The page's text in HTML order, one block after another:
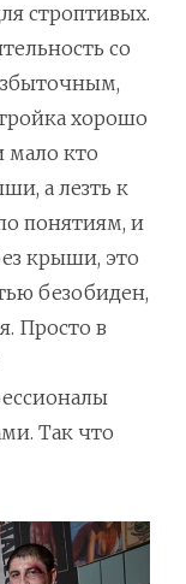
строптивых.
со
хорошо
мало кто
а лезть к
понятиям, и
крыши, это
безобиден,
Просто в
Так что